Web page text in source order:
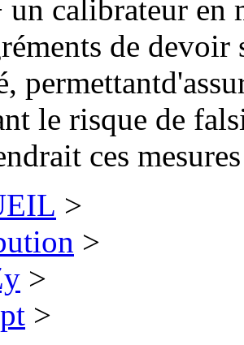
un calibrateur en
de
le risque de
ces
>
>
>
>